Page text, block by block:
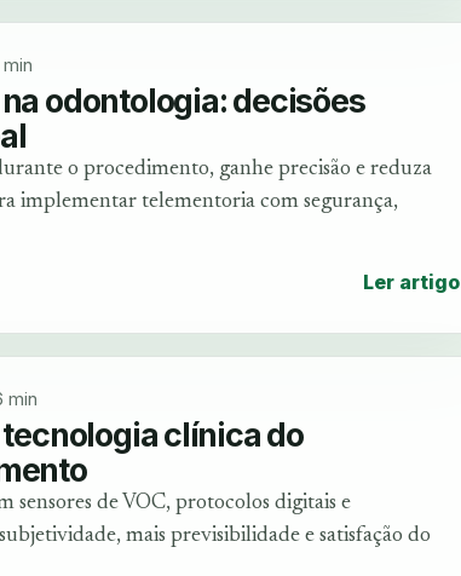
odontologia: decisões
o procedimento, ganhe precisão e reduza
implementar telementoria com segurança,
Ler artigo
min
clínica do
sensores de VOC, protocolos digitais e
mais previsibilidade e satisfação do